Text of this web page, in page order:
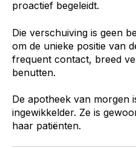
proactief begeleidt.
Die verschuiving is geen
om de unieke positie van
frequent contact, breed
benutten.
De apotheek van morgen
ingewikkelder. Ze is
haar patiënten.